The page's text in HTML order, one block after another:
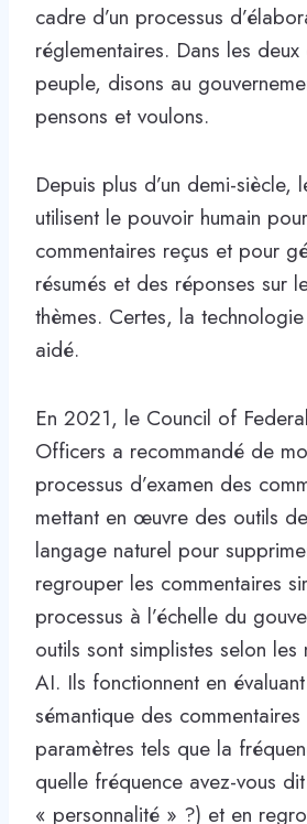
cadre d’un processus
réglementaires. Dans les
peuple, disons au
pensons et voulons.
Depuis plus d’un demi-siècle,
utilisent le pouvoir humain
commentaires reçus et pour
résumés et des réponses sur
thèmes. Certes, la
aidé.
En 2021, le Council of
Officers a recommandé de
processus d’examen des
mettant en œuvre des outils
langage naturel pour
regrouper les commentaires
processus à l’échelle du
outils sont simplistes selon
AI. Ils fonctionnent en
sémantique des
paramètres tels que la
quelle fréquence avez-vous dit
« personnalité » ?) et en